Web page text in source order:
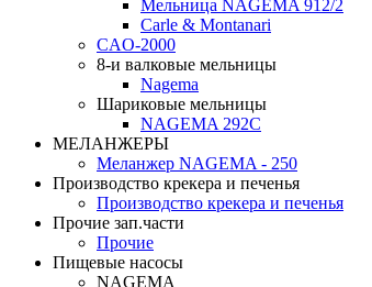
Мельница NAGEMA 912/2
Carle & Montanari
CAO-2000
8-и валковые мельницы
Nagema
Шариковые мельницы
NAGEMA 292C
МЕЛАНЖЕРЫ
Меланжер NAGEMA - 250
Производство крекера и печенья
Производство крекера и печенья
Прочие зап.части
Прочие
Пищевые насосы
NAGEMA